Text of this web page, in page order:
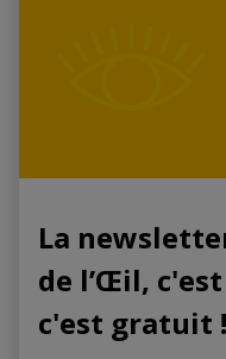
La
de l’Œil,
c'est gratuit !